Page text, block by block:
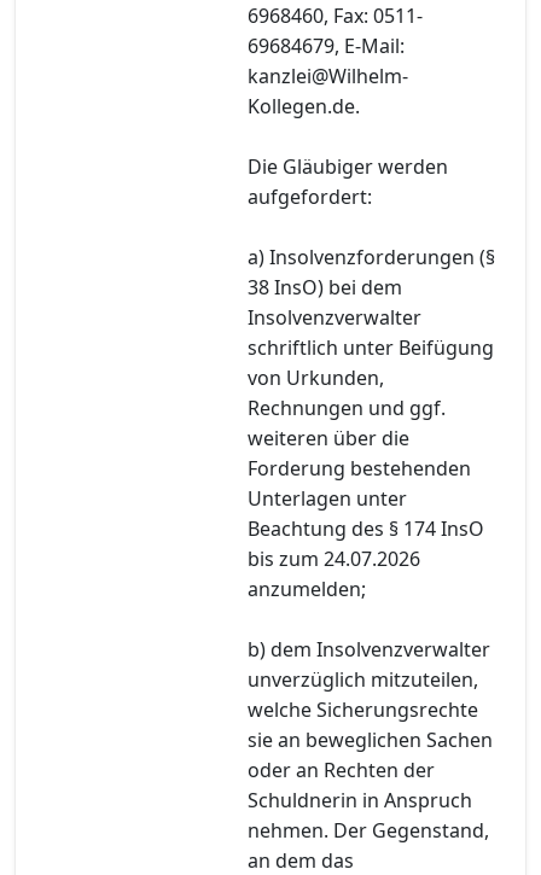
6968460, Fax: 0511-
69684679, E-Mail:
kanzlei@Wilhelm-
Kollegen.de.
Die Gläubiger werden
aufgefordert:
a) Insolvenzforderungen (§
38 InsO) bei dem
Insolvenzverwalter
schriftlich unter Beifügung
von Urkunden,
Rechnungen und ggf.
weiteren über die
Forderung bestehenden
Unterlagen unter
Beachtung des § 174 InsO
bis zum 24.07.2026
anzumelden;
b) dem Insolvenzverwalter
unverzüglich mitzuteilen,
welche Sicherungsrechte
sie an beweglichen Sachen
oder an Rechten der
Schuldnerin in Anspruch
nehmen. Der Gegenstand,
an dem das